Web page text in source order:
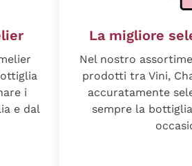
i
e dal
La migliore
Nel nostro
prodotti tra Vini,
accuratamente
sempre la